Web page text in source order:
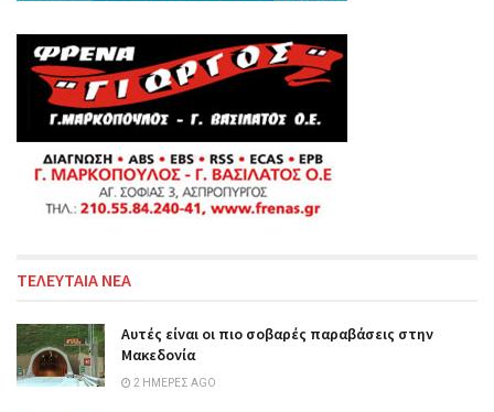
ΤΕΛΕΥΤΑΙΑ ΝΕΑ
Αυτές είναι οι πιο σοβαρές παραβάσεις στην
Μακεδονία
2 ΗΜΈΡΕΣ AGO